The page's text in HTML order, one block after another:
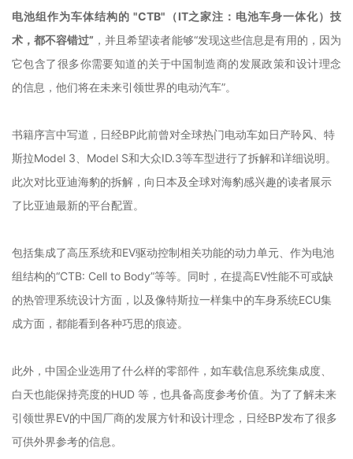
电池组作为车体结构的 "CTB"（IT之家注：电池车身一体化）技
术，都不容错过” ，并且希望读者能够“发现这些信息是有用的，因为
它包含了很多你需要知道的关于中国制造商的发展政策和设计理念
的信息，他们将在未来引领世界的电动汽车”。
书籍序言中写道， 日经BP此前曾对全球热门电动车如日产聆风 、特
斯拉Model 3、Model S和大众ID.3等车型进行了拆解和详细说明。
此次对比亚迪海豹的拆解，向日本及全球对海豹感兴趣的读者展示
了比亚迪最新的平台配置。
包括集成了高压系统和EV驱动控制相关功能的动力单元
作为电池
组结构的“CTB: Cell to Body”等等。 同时 ，在提高EV性能不可或缺
的热管理系统设计方面，以及像特斯拉一样集中的车身系统ECU集
成方面，都能看到各种巧思的痕迹。
此外，中国企业选用了什么样的零部件，如车载信息系统集成度、
白天也能保持亮度的HUD 等， 也具备高度参考价值。为了了解未来
引领世界EV的中国厂商的发展方针和设计理念， 日经BP发布了很多
可供外界参考的信息 。